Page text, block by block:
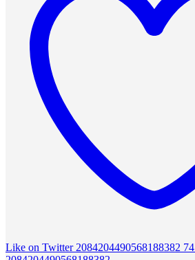
Like on Twitter 2084204490568188382